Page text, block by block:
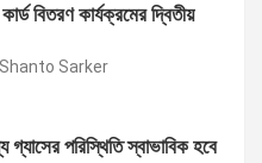
বিতরণ কার্যক্রমের দ্বিতীয়
Shanto Sarker
পরিস্থিতি স্বাভাবিক হবে